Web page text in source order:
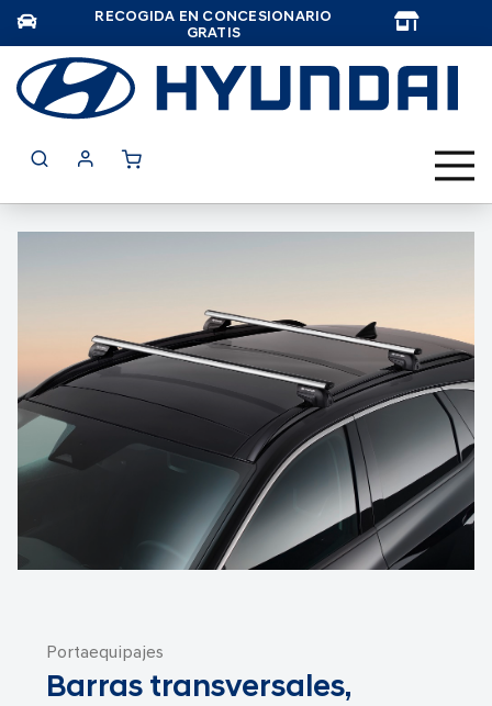
RECOGIDA EN CONCESIONARIO
GRATIS
Portaequipajes
Barras transversales,
galería
de
imágenes
comienzo